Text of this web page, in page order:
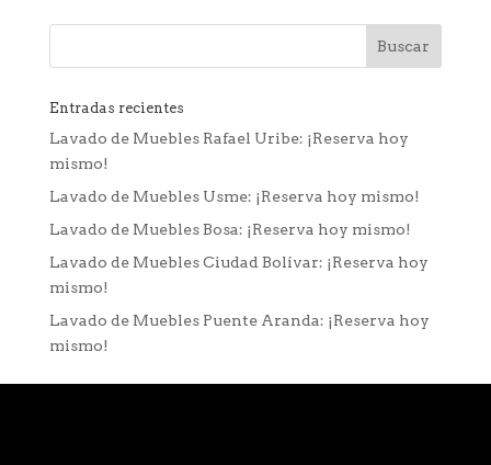
Entradas recientes
Lavado de Muebles Rafael Uribe: ¡Reserva hoy
mismo!
Lavado de Muebles Usme: ¡Reserva hoy mismo!
Lavado de Muebles Bosa: ¡Reserva hoy mismo!
Lavado de Muebles Ciudad Bolívar: ¡Reserva hoy
mismo!
Lavado de Muebles Puente Aranda: ¡Reserva hoy
mismo!